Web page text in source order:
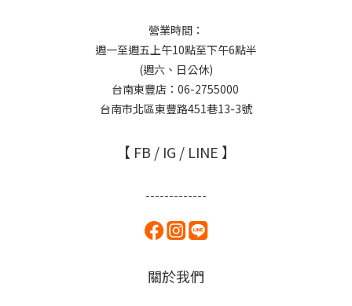
營業時間：
週一至週五上午10點至下午6點半
(週六、日公休)
台南東豐店：06-2755000
台南市北區東豐路451巷13-3號
【 FB / IG / LINE 】
-------------
關於我們